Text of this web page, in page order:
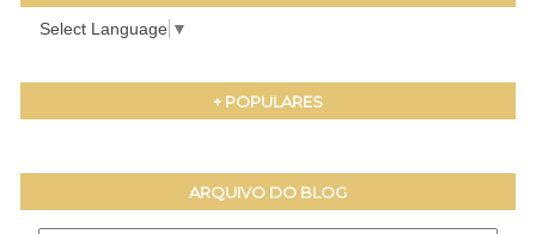
Select Language ▼
+ POPULARES
ARQUIVO DO BLOG